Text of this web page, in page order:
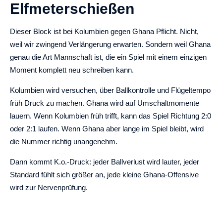
Elfmeterschießen
Dieser Block ist bei Kolumbien gegen Ghana Pflicht. Nicht,
weil wir zwingend Verlängerung erwarten. Sondern weil Ghana
genau die Art Mannschaft ist, die ein Spiel mit einem einzigen
Moment komplett neu schreiben kann.
Kolumbien wird versuchen, über Ballkontrolle und Flügeltempo
früh Druck zu machen. Ghana wird auf Umschaltmomente
lauern. Wenn Kolumbien früh trifft, kann das Spiel Richtung 2:0
oder 2:1 laufen. Wenn Ghana aber lange im Spiel bleibt, wird
die Nummer richtig unangenehm.
Dann kommt K.o.-Druck: jeder Ballverlust wird lauter, jeder
Standard fühlt sich größer an, jede kleine Ghana-Offensive
wird zur Nervenprüfung.